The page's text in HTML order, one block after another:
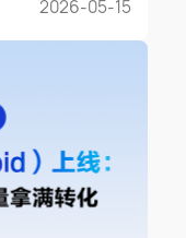
2026-05-15